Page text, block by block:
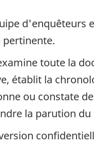
d'enquêteurs
toute la
établit la
ou constate
la parution